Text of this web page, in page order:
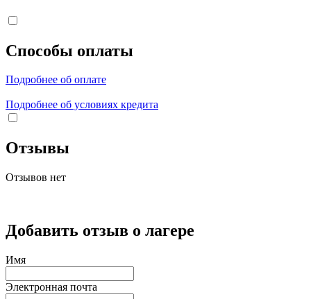
Способы оплаты
Подробнее об оплате
Подробнее об условиях кредита
Отзывы
Отзывов нет
Добавить отзыв о лагере
Имя
Электронная почта